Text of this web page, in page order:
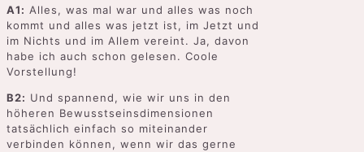
A1: Alles, was mal war und alles was noch
kommt und alles was jetzt ist, im Jetzt und
im Nichts und im Allem vereint. Ja, davon
habe ich auch schon gelesen. Coole
Vorstellung!
B2: Und spannend, wie wir uns in den
höheren Bewusstseinsdimensionen
tatsächlich einfach so miteinander
verbinden können, wenn wir das gerne